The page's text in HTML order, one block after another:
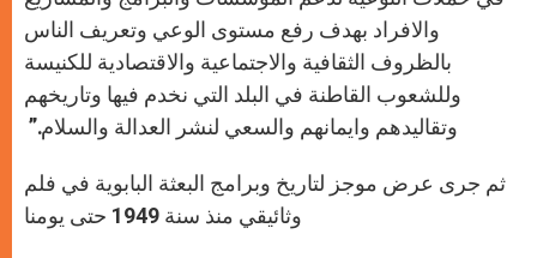
والافراد بهدف رفع مستوى ‏الوعي وتعريف الناس
بالظروف الثقافية والاجتماعية والاقتصادية ‏للكنيسة
وللشعوب القاطنة في البلد التي نخدم فيها وتاريخهم
وتقاليدهم ‏وايمانهم والسعي لنشر العدالة والسلام.”‏ ‏
ثم جرى عرض موجز لتاريخ وبرامج البعثة البابوية في فلم
وثائيقي منذ ‏سنة 1949 حتى يومنا